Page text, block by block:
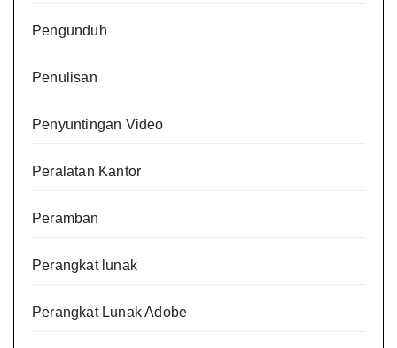
Pengunduh
Penulisan
Penyuntingan Video
Peralatan Kantor
Peramban
Perangkat lunak
Perangkat Lunak Adobe